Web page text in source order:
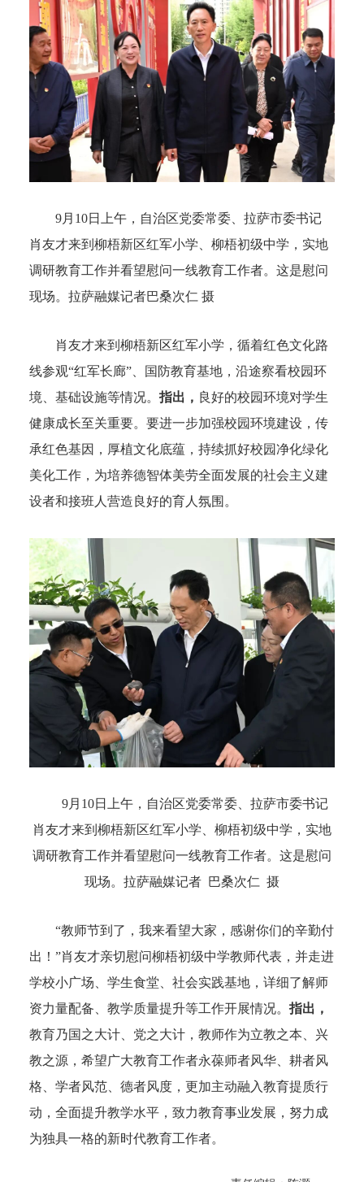
9月10日上午，自治区党委常委、拉萨市委书记
肖友才来到柳梧新区红军小学、柳梧初级中学，实地
调研教育工作并看望慰问一线教育工作者。这是慰问
现场。拉萨融媒记者巴桑次仁 摄
肖友才来到柳梧新区红军小学，循着红色文化路
线参观“红军长廊”、国防教育基地，沿途察看校园环
境、基础设施等情况。指出， 良好的校园环境对学生
健康成长至关重要。要进一步加强校园环境建设，传
承红色基因，厚植文化底蕴，持续抓好校园净化绿化
美化工作，为培养德智体美劳全面发展的社会主义建
设者和接班人营造良好的育人氛围。
9月10日上午，自治区党委常委、拉萨市委书记
肖友才来到柳梧新区红军小学、柳梧初级中学，实地
调研教育工作并看望慰问一线教育工作者。这是慰问
现场。 拉萨融媒记者 巴桑次仁 摄
“教师节到了，我来看望大家，感谢你们的辛勤付
出！”肖友才亲切慰问柳梧初级中学教师代表，并走进
学校小广场、学生食堂、社会实践基地，详细了解师
资力量配备、教学质量提升等工作开展情况。指出，
教育乃国之大计、党之大计，教师作为立教之本、兴
教之源，希望广大教育工作者永葆师者风华、耕者风
格、学者风范、德者风度，更加主动融入教育提质行
动，全面提升教学水平，致力教育事业发展，努力成
为独具一格的新时代教育工作者。